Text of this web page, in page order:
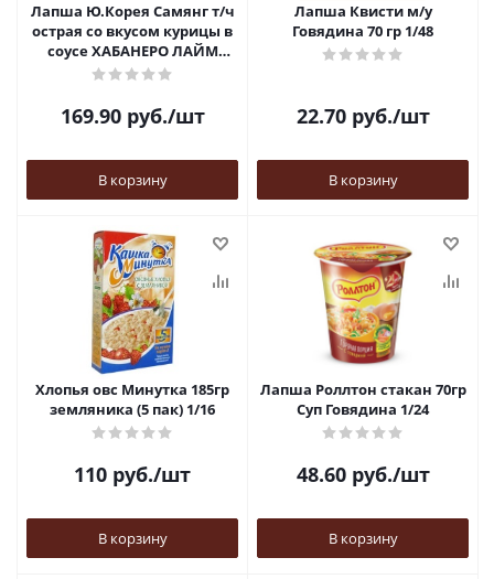
Лапша Ю.Корея Самянг т/ч
острая со вкусом курицы в
соусе ХАБАНЕРО ЛАЙМ
(ФИОЛЕТОВЫЙ) 110гр 1/16
169.90руб./шт
В корзину
Лапша Квисти м/у
Говядина 70 гр 1/48
22.70руб./шт
В корзину
Хлопья овс Минутка 185гр
земляника (5 пак) 1/16
110 руб./шт
В корзину
Лапша Роллтон стакан 70гр
Суп Говядина 1/24
48.60руб./шт
В корзину